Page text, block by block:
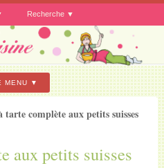
Recherche
MENU
tarte complète aux petits suisses
aux petits suisses